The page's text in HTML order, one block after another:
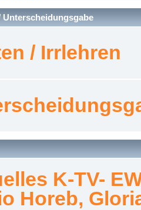
Unterscheidungsgabe
/ Irrlehren
K-TV-
Horeb,